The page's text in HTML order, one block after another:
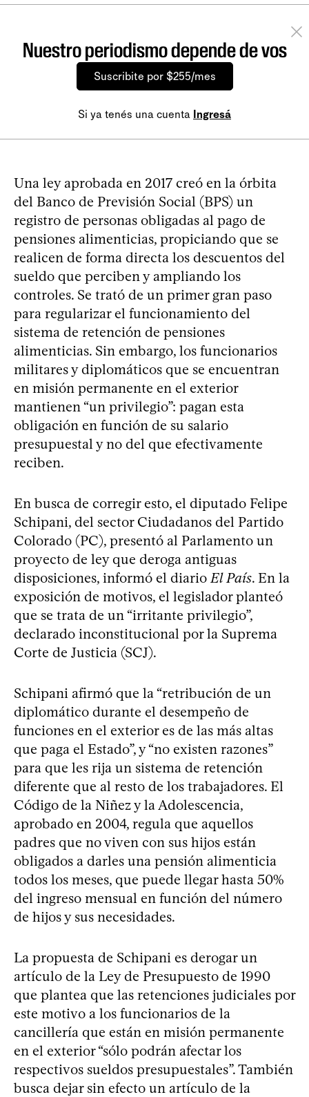
Nuestro periodismo depende de vos
Suscribite por $255/mes
Si ya tenés una cuenta Ingresá
Una ley aprobada en 2017 creó en la órbita
del Banco de Previsión Social (BPS) un
registro de personas obligadas al pago de
pensiones alimenticias, propiciando que se
realicen de forma directa los descuentos del
sueldo que perciben y ampliando los
controles. Se trató de un primer gran paso
para regularizar el funcionamiento del
sistema de retención de pensiones
alimenticias. Sin embargo, los funcionarios
militares y diplomáticos que se encuentran
en misión permanente en el exterior
mantienen “un privilegio”: pagan esta
obligación en función de su salario
presupuestal y no del que efectivamente
reciben.
En busca de corregir esto, el diputado Felipe
Schipani, del sector Ciudadanos del Partido
Colorado (PC), presentó al Parlamento un
proyecto de ley que deroga antiguas
disposiciones, informó el diario El País. En la
exposición de motivos, el legislador planteó
que se trata de un “irritante privilegio”,
declarado inconstitucional por la Suprema
Corte de Justicia (SCJ).
Schipani afirmó que la “retribución de un
diplomático durante el desempeño de
funciones en el exterior es de las más altas
que paga el Estado”, y “no existen razones”
para que les rija un sistema de retención
diferente que al resto de los trabajadores. El
Código de la Niñez y la Adolescencia,
aprobado en 2004, regula que aquellos
padres que no viven con sus hijos están
obligados a darles una pensión alimenticia
todos los meses, que puede llegar hasta 50%
del ingreso mensual en función del número
de hijos y sus necesidades.
La propuesta de Schipani es derogar un
artículo de la Ley de Presupuesto de 1990
que plantea que las retenciones judiciales por
este motivo a los funcionarios de la
cancillería que están en misión permanente
en el exterior “sólo podrán afectar los
respectivos sueldos presupuestales”. También
busca dejar sin efecto un artículo de la